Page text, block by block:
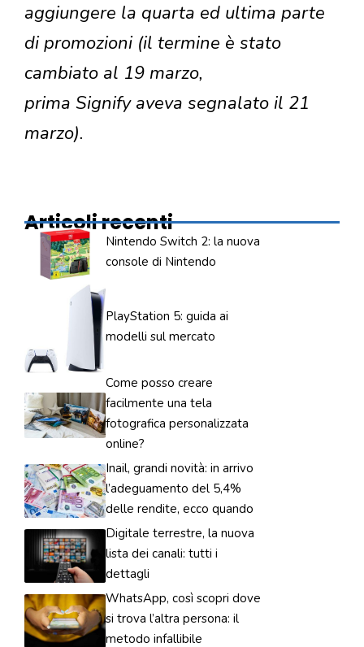
aggiungere la quarta ed ultima parte
di promozioni (il termine è stato
cambiato al 19 marzo,
prima Signify aveva segnalato il 21
marzo).
Articoli recenti
Nintendo Switch 2: la nuova
console di Nintendo
PlayStation 5: guida ai
modelli sul mercato
Come posso creare
facilmente una tela
fotografica personalizzata
online?
Inail, grandi novità: in arrivo
l’adeguamento del 5,4%
delle rendite, ecco quando
Digitale terrestre, la nuova
lista dei canali: tutti i
dettagli
WhatsApp, così scopri dove
si trova l’altra persona: il
metodo infallibile